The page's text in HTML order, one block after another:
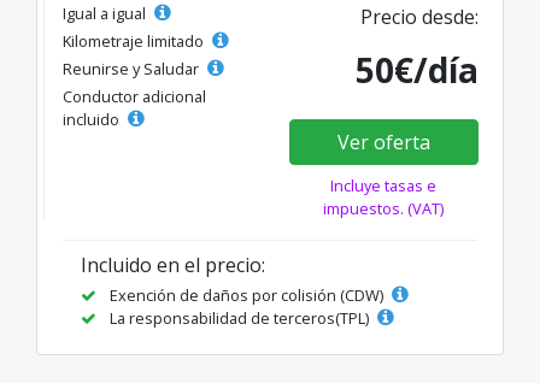
Igual a igual
Kilometraje limitado
Reunirse y Saludar
Conductor adicional
incluido
Precio desde:
50€/día
Ver oferta
Incluye tasas e
impuestos. (VAT)
Incluido en el precio:
Exención de daños por colisión (CDW)
La responsabilidad de terceros(TPL)